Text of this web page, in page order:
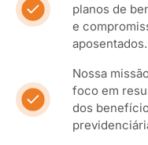
planos de
e
aposentados.
Nossa
foco em
dos